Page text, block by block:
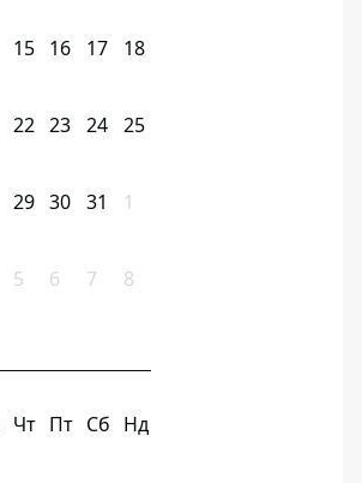
15 16 17 18
22 23 24 25
29 30 31 1
5 6 7 8
Чт Пт Сб Нд